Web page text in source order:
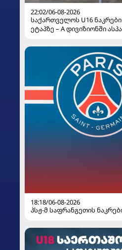
22:02/06-08-2026
საქართველოს U16
ეტაპზე – A დივიზიონში
18:18/06-08-2026
პსჟ-მ საფრანგეთის